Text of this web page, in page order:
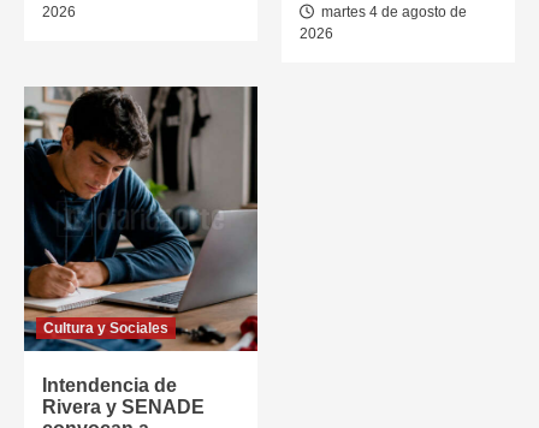
2026
martes 4 de agosto de
2026
Cultura y Sociales
Intendencia de
Rivera y SENADE